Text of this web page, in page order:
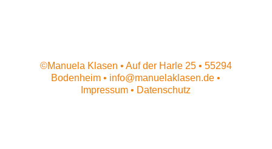
©Manuela Klasen • Auf der Harle 25 • 55294
Bodenheim • info@manuelaklasen.de •
Impressum • Datenschutz